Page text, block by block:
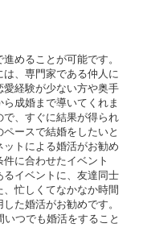
めることが可能です。
、専門家である仲人に
経験が少ない方や奥手
成婚まで導いてくれま
、すぐに結果が得られ
ースで結婚をしたいと
トによる婚活がお勧め
に合わせたイベント
イベントに、友達同士
忙しくてなかなか時間
た婚活がお勧めです。
つでも婚活をすること